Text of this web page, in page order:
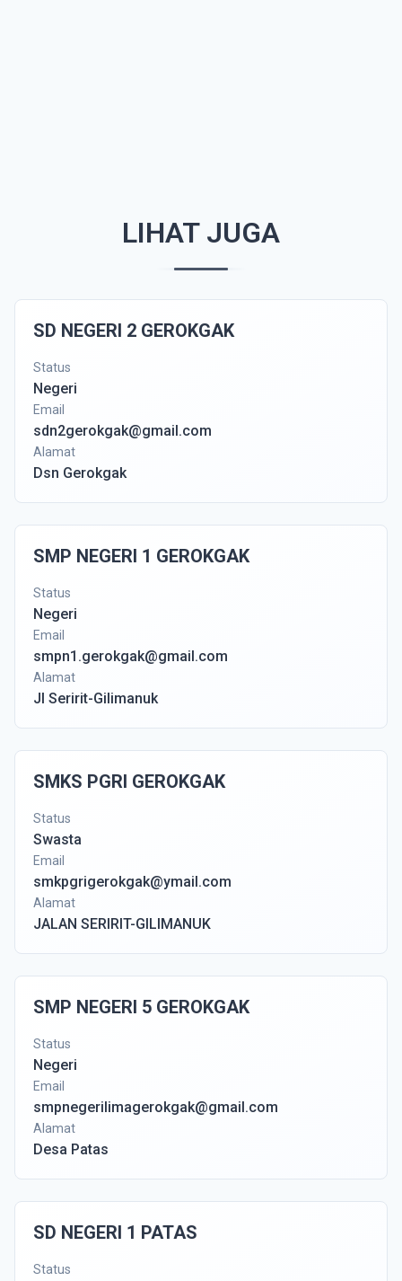
LIHAT JUGA
SD NEGERI 2 GEROKGAK
Status
Negeri
Email
sdn2gerokgak@gmail.com
Alamat
Dsn Gerokgak
SMP NEGERI 1 GEROKGAK
Status
Negeri
Email
smpn1.gerokgak@gmail.com
Alamat
Jl Seririt-Gilimanuk
SMKS PGRI GEROKGAK
Status
Swasta
Email
smkpgrigerokgak@ymail.com
Alamat
JALAN SERIRIT-GILIMANUK
SMP NEGERI 5 GEROKGAK
Status
Negeri
Email
smpnegerilimagerokgak@gmail.com
Alamat
Desa Patas
SD NEGERI 1 PATAS
Status